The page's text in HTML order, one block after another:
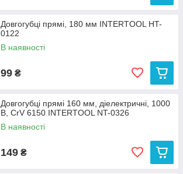
Довгогубці прямі, 180 мм INTERTOOL HT-
0122
В наявності
99 ₴
Довгогубці прямі 160 мм, діелектричні, 1000
В, CrV 6150 INTERTOOL NT-0326
В наявності
149 ₴